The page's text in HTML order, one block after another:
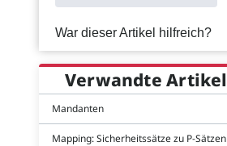
War dieser Artikel hilfreich?
Verwandte Artikel
Mandanten
Mapping: Sicherheitssätze zu P-Sätzen